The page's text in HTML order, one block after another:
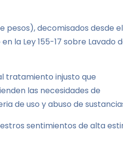
pesos), decomisados desde el
la Ley 155-17 sobre Lavado
tratamiento injusto que
las necesidades de
de uso y abuso de
sentimientos de alta